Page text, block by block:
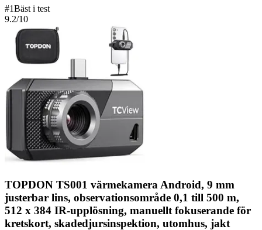
#1Bäst i test
9.2/10
TOPDON TS001 värmekamera Android, 9 mm
justerbar lins, observationsområde 0,1 till 500 m,
512 x 384 IR-upplösning, manuellt fokuserande för
kretskort, skadedjursinspektion, utomhus, jakt